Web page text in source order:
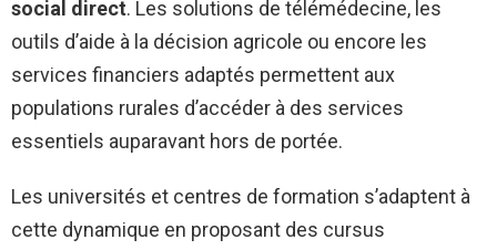
social direct. Les solutions de télémédecine, les
outils d’aide à la décision agricole ou encore les
services financiers adaptés permettent aux
populations rurales d’accéder à des services
essentiels auparavant hors de portée.
Les universités et centres de formation s’adaptent à
cette dynamique en proposant des cursus